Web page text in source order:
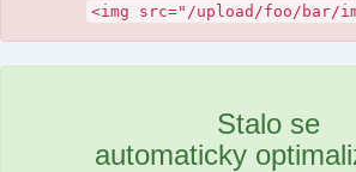
<img src="/upload/foo/bar/
Stalo se
automaticky